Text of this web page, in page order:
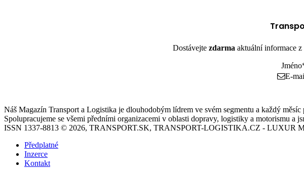
Dostávejte zdarma aktuální informace
Jméno
E-
Náš Magazín Transport a Logistika je dlouhodobým lídrem ve svém segmentu a každý
Spolupracujeme se všemi předními organizacemi v oblasti dopravy, logistiky a motorismu a
ISSN 1337-8813 © 2026, TRANSPORT.SK, TRANSPORT-LOGISTIKA.CZ - LUXUR
Předplatné
Inzerce
Kontakt